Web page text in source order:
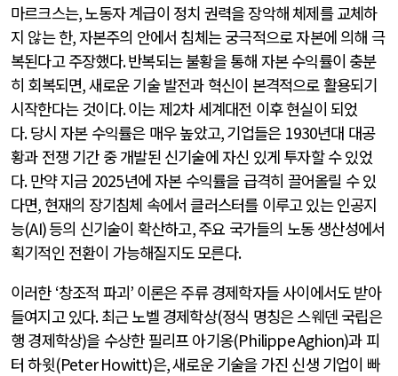
마르크스는,노동자 계급이 정치 권력을 장악해 체제를 교체하
지 않는 한,자본주의 안에서 침체는 궁극적으로 자본에 의해 극
복된다고 주장했다.반복되는 불황을 통해 자본 수익률이 충분
히 회복되면,새로운 기술 발전과 혁신이 본격적으로 활용되기
시작한다는 것이다.이는 제2차 세계대전 이후 현실이 되었
다.당시 자본 수익률은 매우 높았고,기업들은 1930년대 대공
황과 전쟁 기간 중 개발된 신기술에 자신 있게 투자할 수 있었
다.만약 지금 2025년에 자본 수익률을 급격히 끌어올릴 수 있
다면, 현재의 장기침체 속에서 클러스터를 이루고 있는 인공지
능(AI)등의 신기술이 확산하고,주요 국가들의 노동 생산성에서
획기적인 전환이 가능해질지도 모른다.
이러한 ‘창조적 파괴’ 이론은 주류 경제학자들 사이에서도 받아
들여지고 있다.최근 노벨 경제학상(정식 명칭은 스웨덴 국립은
행 경제학상)을 수상한 필리프 아기옹(Philippe Aghion)과 피
터 하윗(Peter Howitt)은,새로운 기술을 가진 신생 기업이 빠